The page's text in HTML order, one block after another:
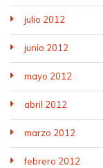
julio 2012
junio 2012
mayo 2012
abril 2012
marzo 2012
febrero 2012